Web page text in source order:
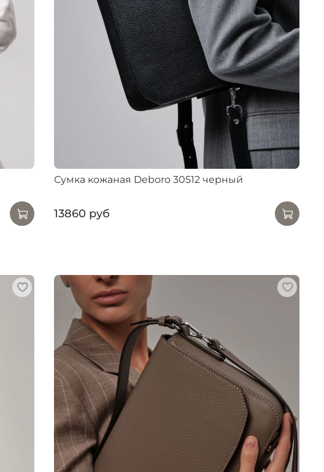
Сумка кожаная Deboro 30512 черный
13860 руб